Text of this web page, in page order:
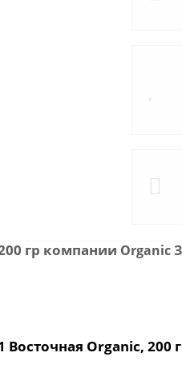
гр компании Organic
Organic, 200